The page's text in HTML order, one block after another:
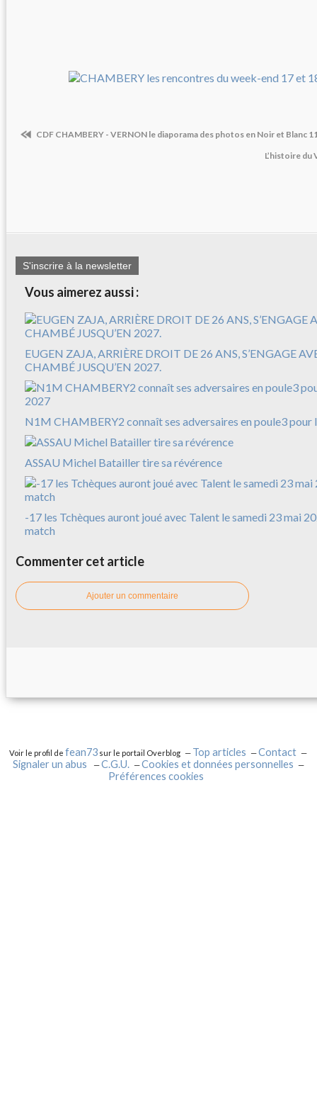
CDF CHAMBERY - VERNON le diaporama des photos en Noir et Blanc
L’histoire du
S'inscrire à la newsletter
Vous aimerez aussi :
EUGEN ZAJA, ARRIÈRE DROIT DE 26 ANS, S’ENGAGE
CHAMBÉ JUSQU’EN 2027.
N1M CHAMBERY2 connaît ses adversaires en poule3 pour
ASSAU Michel Batailler tire sa révérence
-17 les Tchèques auront joué avec Talent le samedi 23 mai
match
Commenter cet article
Ajouter un commentaire
Voir le profil defean73 sur le portail Overblog Top articles
Contact
Signaler un abus
C.G.U.
Cookies et données personnelles
Préférences cookies